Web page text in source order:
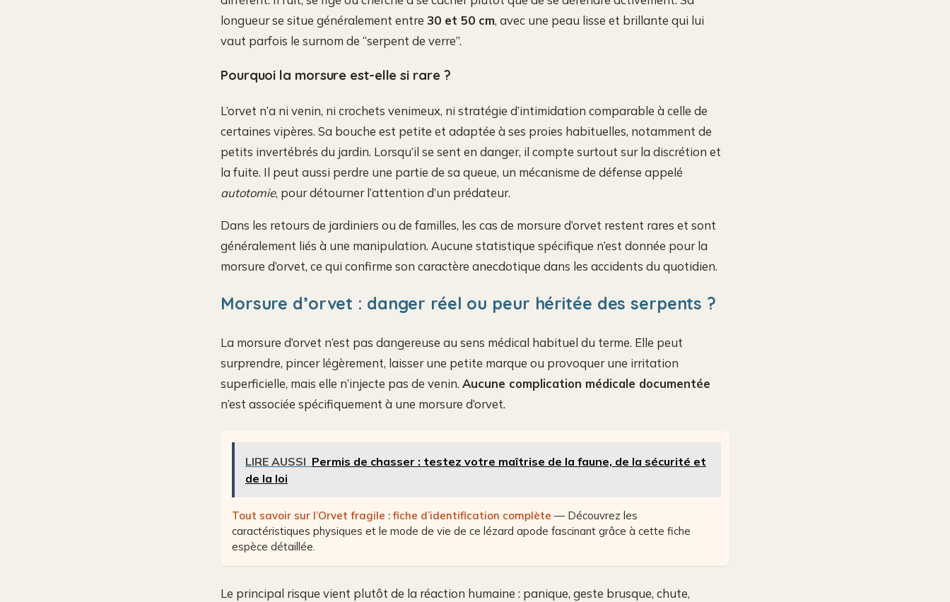
longueur se situe généralement entre 30 et 50 cm, avec une peau lisse et brillante qui lui
vaut parfois le surnom de “serpent de verre”.
Pourquoi la morsure est-elle si rare ?
L’orvet n’a ni venin, ni crochets venimeux, ni stratégie d’intimidation comparable à celle de
certaines vipères. Sa bouche est petite et adaptée à ses proies habituelles, notamment de
petits invertébrés du jardin. Lorsqu’il se sent en danger, il compte surtout sur la discrétion et
la fuite. Il peut aussi perdre une partie de sa queue, un mécanisme de défense appelé
autotomie, pour détourner l’attention d’un prédateur.
Dans les retours de jardiniers ou de familles, les cas de morsure d’orvet restent rares et sont
généralement liés à une manipulation. Aucune statistique spécifique n’est donnée pour la
morsure d’orvet, ce qui confirme son caractère anecdotique dans les accidents du quotidien.
Morsure d’orvet : danger réel ou peur héritée des serpents ?
La morsure d’orvet n’est pas dangereuse au sens médical habituel du terme. Elle peut
surprendre, pincer légèrement, laisser une petite marque ou provoquer une irritation
superficielle, mais elle n’injecte pas de venin. Aucune complication médicale documentée
n’est associée spécifiquement à une morsure d’orvet.
LIRE AUSSI Permis de chasser : testez votre maîtrise de la faune, de la sécurité et
de la loi
Tout savoir sur l’Orvet fragile : fiche d’identification complète — Découvrez les
caractéristiques physiques et le mode de vie de ce lézard apode fascinant grâce à cette fiche
espèce détaillée.
Le principal risque vient plutôt de la réaction humaine : panique, geste brusque, chute,